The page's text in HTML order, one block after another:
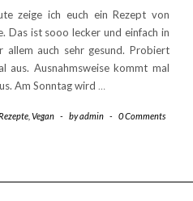
zeige ich euch ein Rezept von
Das ist sooo lecker und einfach in
auch sehr gesund. Probiert
aus. Ausnahmsweise kommt mal
Am Sonntag wird …
Vegan - byadmin - 0 Comments